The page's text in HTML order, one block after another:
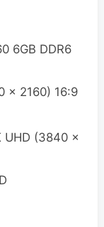
6GB DDR6
x 2160) 16:9
UHD (3840 x